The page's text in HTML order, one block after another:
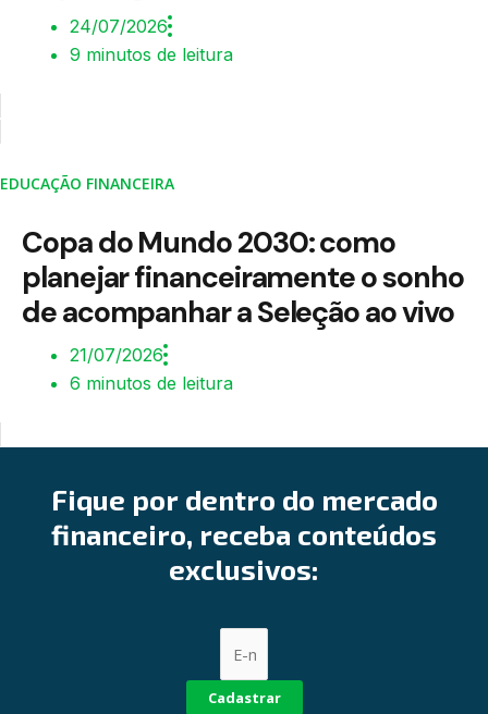
24/07/2026
9 minutos de leitura
EDUCAÇÃO FINANCEIRA
Copa do Mundo 2030: como
planejar financeiramente o sonho
de acompanhar a Seleção ao vivo
21/07/2026
6 minutos de leitura
Fique por dentro do mercado
financeiro, receba conteúdos
exclusivos:
Cadastrar